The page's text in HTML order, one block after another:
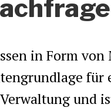
in Form
für
und